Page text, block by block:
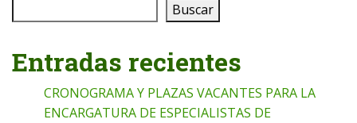
Buscar
Entradas recientes
CRONOGRAMA Y PLAZAS VACANTES PARA LA
ENCARGATURA DE ESPECIALISTAS DE